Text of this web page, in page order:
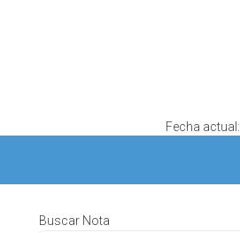
Fecha actual:
Buscar Nota